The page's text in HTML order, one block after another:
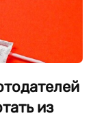
из